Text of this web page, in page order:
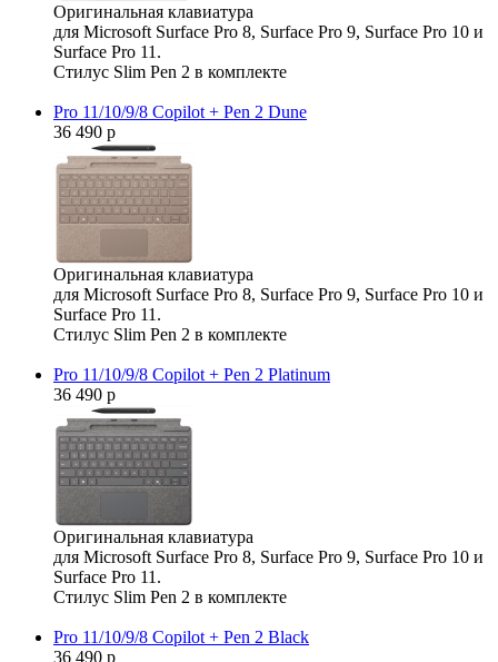
Оригинальная клавиатура
для Microsoft Surface Pro 8, Surface Pro 9, Surface Pro 10 и
Surface Pro 11.
Стилус Slim Pen 2 в комплекте
Pro 11/10/9/8 Copilot + Pen 2 Dune
36 490 р
Оригинальная клавиатура
для Microsoft Surface Pro 8, Surface Pro 9, Surface Pro 10 и
Surface Pro 11.
Стилус Slim Pen 2 в комплекте
Pro 11/10/9/8 Copilot + Pen 2 Platinum
36 490 р
Оригинальная клавиатура
для Microsoft Surface Pro 8, Surface Pro 9, Surface Pro 10 и
Surface Pro 11.
Стилус Slim Pen 2 в комплекте
Pro 11/10/9/8 Copilot + Pen 2 Black
36 490 р